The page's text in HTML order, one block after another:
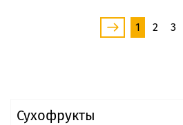
1 2 3
Сухофрукты